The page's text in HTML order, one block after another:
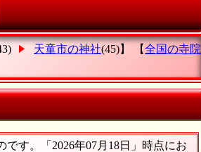
天童市の神社(45)】 【全国の寺院
す。「2026年07月18日」時点にお